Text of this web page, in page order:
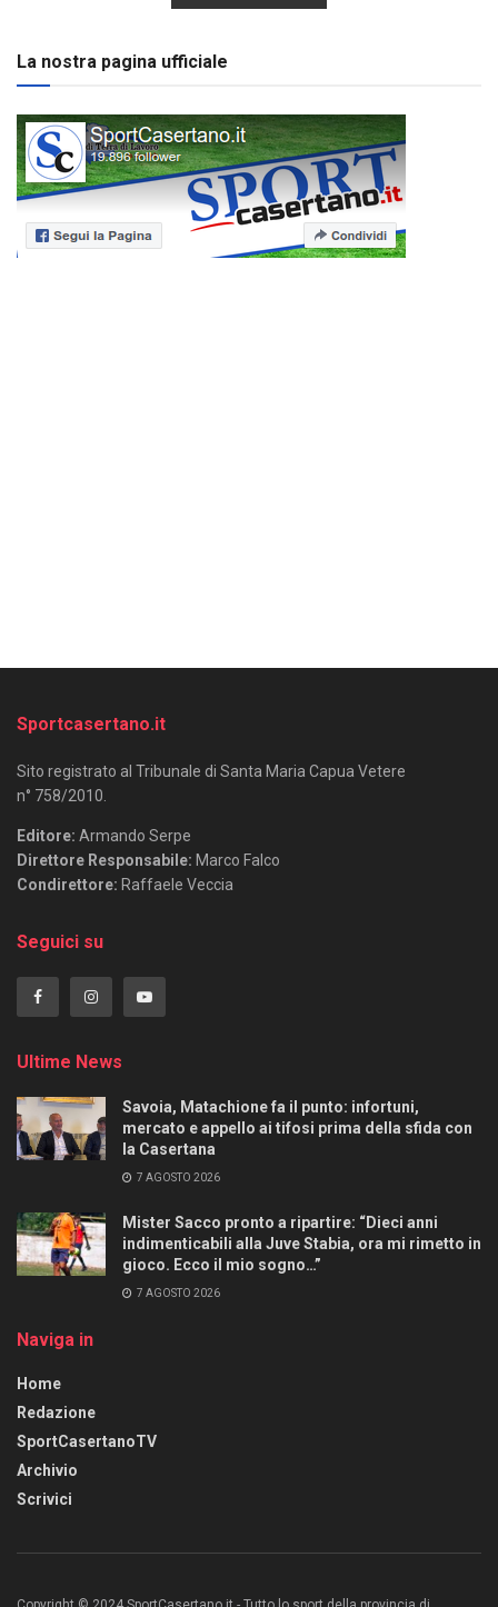
La nostra pagina ufficiale
Sportcasertano.it
Sito registrato al Tribunale di Santa Maria Capua Vetere
n° 758/2010.
Editore: Armando Serpe
Direttore Responsabile: Marco Falco
Condirettore: Raffaele Veccia
Seguici su
Ultime News
Savoia, Matachione fa il punto: infortuni,
mercato e appello ai tifosi prima della sfida con
la Casertana
7 AGOSTO 2026
Mister Sacco pronto a ripartire: “Dieci anni
indimenticabili alla Juve Stabia, ora mi rimetto in
gioco. Ecco il mio sogno…”
7 AGOSTO 2026
Naviga in
Home
Redazione
SportCasertanoTV
Archivio
Scrivici